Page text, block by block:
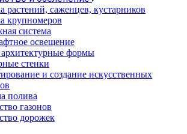
растений, саженцев, кустарников
крупномеров
система
освещение
формы
стенки
и создание искусственных
полива
газонов
дорожек